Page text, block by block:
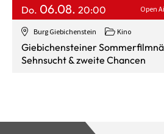
Burg Giebichenstein Kino
Do. 06.08. 20:00 Open
Giebichensteiner
Sehnsucht & zweite Chancen